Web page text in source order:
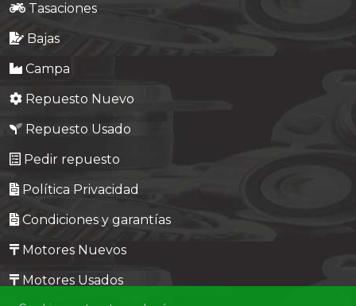
Tasaciones
Bajas
Campa
Repuesto Nuevo
Repuesto Usado
Pedir repuesto
Política Privacidad
Condiciones y garantías
Motores Nuevos
Motores Usados